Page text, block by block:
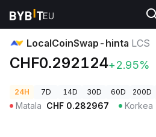
Kryptohinnat LocalCoinSwap-hinta LCS
LocalCoinSwap-hinta LCS
CHF0.292124+2.95%
24H 7D 14D 30D 60D 200D
Matala CHF 0.282967 Korkea